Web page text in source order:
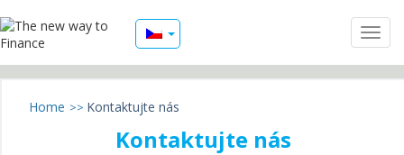
Home Kontaktujte nás
Kontaktujte nás